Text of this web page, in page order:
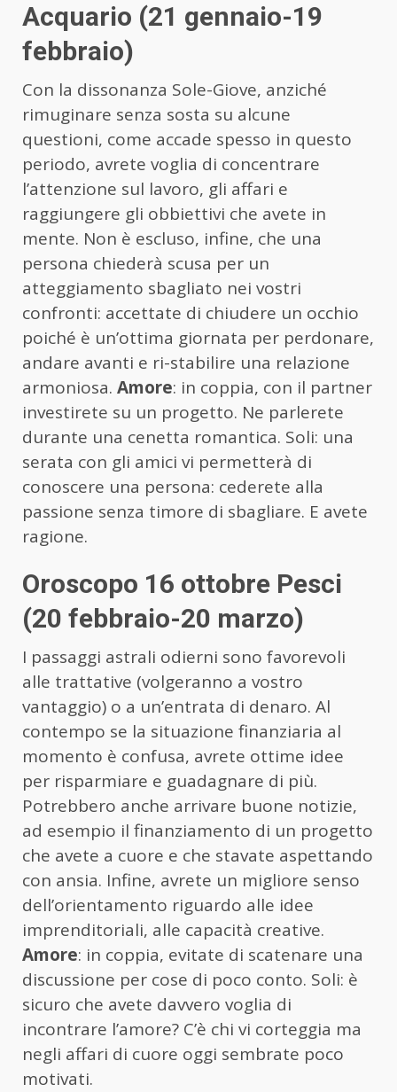
Acquario (21 gennaio-19
febbraio)
Con la dissonanza Sole-Giove, anziché
rimuginare senza sosta su alcune
questioni, come accade spesso in questo
periodo, avrete voglia di concentrare
l’attenzione sul lavoro, gli affari e
raggiungere gli obbiettivi che avete in
mente. Non è escluso, infine, che una
persona chiederà scusa per un
atteggiamento sbagliato nei vostri
confronti: accettate di chiudere un occhio
poiché è un’ottima giornata per perdonare,
andare avanti e ri-stabilire una relazione
armoniosa. Amore: in coppia, con il partner
investirete su un progetto. Ne parlerete
durante una cenetta romantica. Soli: una
serata con gli amici vi permetterà di
conoscere una persona: cederete alla
passione senza timore di sbagliare. E avete
ragione.
Oroscopo 16 ottobre Pesci
(20 febbraio-20 marzo)
I passaggi astrali odierni sono favorevoli
alle trattative (volgeranno a vostro
vantaggio) o a un’entrata di denaro. Al
contempo se la situazione finanziaria al
momento è confusa, avrete ottime idee
per risparmiare e guadagnare di più.
Potrebbero anche arrivare buone notizie,
ad esempio il finanziamento di un progetto
che avete a cuore e che stavate aspettando
con ansia. Infine, avrete un migliore senso
dell’orientamento riguardo alle idee
imprenditoriali, alle capacità creative.
Amore: in coppia, evitate di scatenare una
discussione per cose di poco conto. Soli: è
sicuro che avete davvero voglia di
incontrare l’amore? C’è chi vi corteggia ma
negli affari di cuore oggi sembrate poco
motivati.